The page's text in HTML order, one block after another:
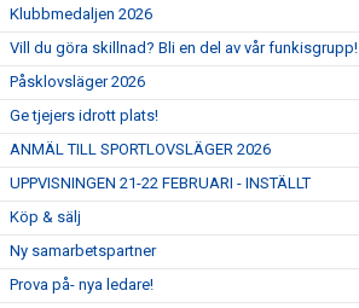
Klubbmedaljen 2026
Vill du göra skillnad? Bli en del av vår funkisgrupp!
Påsklovsläger 2026
Ge tjejers idrott plats!
ANMÄL TILL SPORTLOVSLÄGER 2026
UPPVISNINGEN 21-22 FEBRUARI - INSTÄLLT
Köp & sälj
Ny samarbetspartner
Prova på- nya ledare!